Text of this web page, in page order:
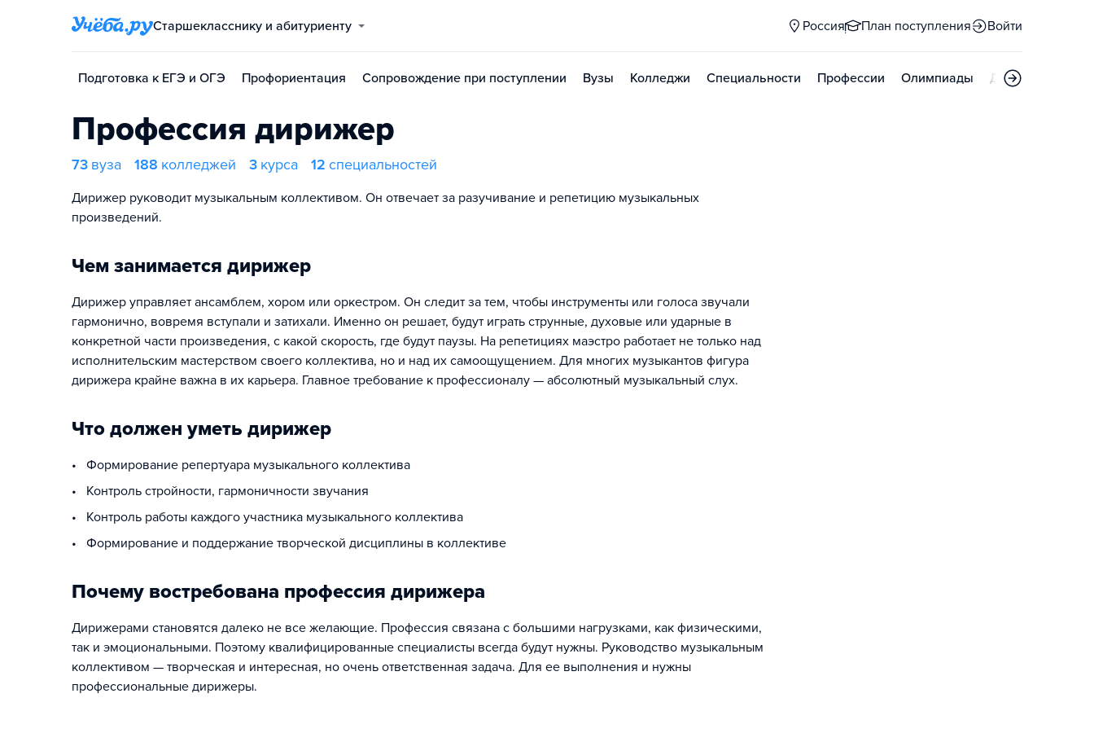
Старшекласснику и абитуриенту Россия План поступления Войти
Подготовка к ЕГЭ и ОГЭ Профориентация Сопровождение при поступлении Вузы Колледжи Специальности Профессии Олимпиады Дни открытых
Профессия дирижер
73 вуза 188 колледжей 3 курса 12 специальностей
Дирижер руководит музыкальным коллективом. Он отвечает за разучивание и репетицию музыкальных
произведений.
Чем занимается дирижер
Дирижер управляет ансамблем, хором или оркестром. Он следит за тем, чтобы инструменты или голоса звучали
гармонично, вовремя вступали и затихали. Именно он решает, будут играть струнные, духовые или ударные в
конкретной части произведения, с какой скорость, где будут паузы. На репетициях маэстро работает не только над
исполнительским мастерством своего коллектива, но и над их самоощущением. Для многих музыкантов фигура
дирижера крайне важна в их карьера. Главное требование к профессионалу — абсолютный музыкальный слух.
Что должен уметь дирижер
• Формирование репертуара музыкального коллектива
• Контроль стройности, гармоничности звучания
• Контроль работы каждого участника музыкального коллектива
• Формирование и поддержание творческой дисциплины в коллективе
Почему востребована профессия дирижера
Дирижерами становятся далеко не все желающие. Профессия связана с большими нагрузками, как физическими,
так и эмоциональными. Поэтому квалифицированные специалисты всегда будут нужны. Руководство музыкальным
коллективом — творческая и интересная, но очень ответственная задача. Для ее выполнения и нужны
профессиональные дирижеры.